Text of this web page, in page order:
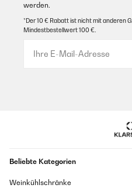
werden.
*Der 10 € Rabatt ist nicht mit anderen
Mindestbestellwert 100 €.
Beliebte Kategorien
Weinkühlschränke